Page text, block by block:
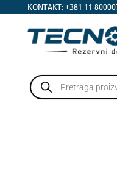
KONTAKT:+381 11
Products
search